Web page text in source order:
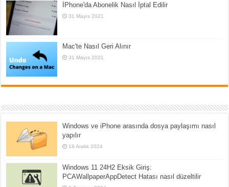
İPhone'da Abonelik Nasıl İptal Edilir
31 Mayıs 2021
Mac'te Nasıl Geri Alınır
31 Mayıs 2021
Windows ve iPhone arasında dosya paylaşımı nasıl
yapılır
18 Aralık 2024
Windows 11 24H2 Eksik Giriş:
PCAWallpaperAppDetect Hatası nasıl düzeltilir